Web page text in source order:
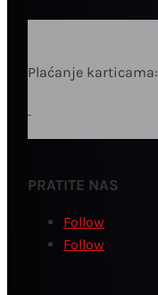
Plaćanje karticama:
PRATITE NAS
Follow
Follow